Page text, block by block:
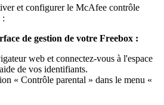
et configurer le McAfee contrôle
:
de gestion de votre Freebox :
web et connectez-vous à l'espace
de vos identifiants.
« Contrôle parental » dans le menu «